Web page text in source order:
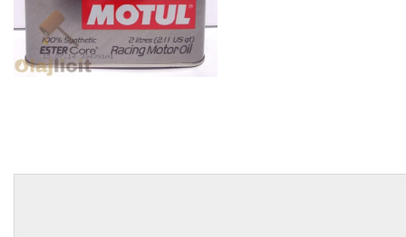
EGYÉB
SPECIÁLIS
AJÁNLATOK